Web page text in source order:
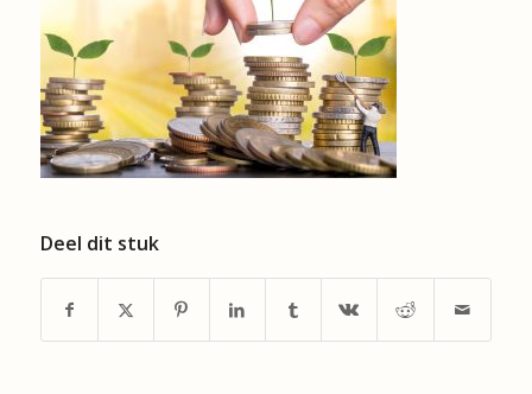
Deel dit stuk